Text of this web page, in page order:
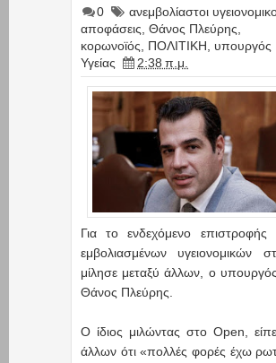
0 ανεμβολίαστοι
αποφάσεις Θάνος Πλεύρης
κορωνοϊός
ΠΟΛΙΤΙΚΗ
υπουργός
Υγείας
2:38 π.μ.
Για το ενδεχόμενο
εμβολιασμένων υγειονομικών
μίλησε μεταξύ άλλων, ο υπουργός
Θάνος Πλεύρης.
Ο ίδιος μιλώντας στο Open,
άλλων ότι «πολλές φορές έχω